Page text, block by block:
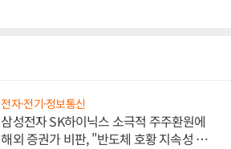
전자·전기·정보통신
삼성전자 SK하이닉스 소극적 주주환원에
해외 증권가 비판, "반도체 호황 지속성 의